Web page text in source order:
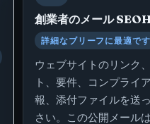
創業者のメール
詳細なブリーフに最適で
ウェブサイトのリンク
ト、要件、コンプライ
報、添付ファイルを送
さい。この公開メール